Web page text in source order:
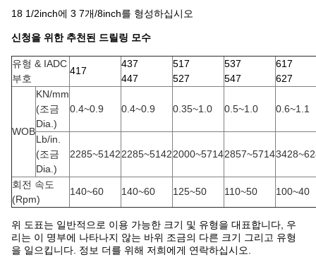
18 1/2inch에 3 7개/8inch를 형성하십시오
신청을 위한 추천된 드릴링 모수
유형 & IADC
부호
417
437
447
517
527
537
547
617
627
WOB
KN/mm
(조금
Dia.)
0.4~0.9 0.4~0.9 0.35~1.0 0.5~1.0 0.6~1.1
Lb/in.
(조금
Dia.)
2285~51422285~51422000~57142857~5714
회전 속도
(Rpm)
140~60 140~60 125~50 110~50 100~40
위 도표는 일반적으로 이용 가능한 크기 및 유형을 대표합니다, 우
리는 이 명부에 나타나지 않는 바위 조금의 다른 크기 그리고 유형
을 일으킵니다. 정보 더를 위해 저희에게 연락하십시오.